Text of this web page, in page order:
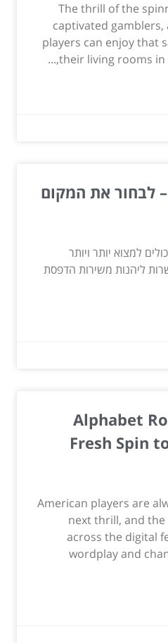
The thrill of the
captivated gamblers,
players can enjoy that
their living rooms in
לבחור את המקום
למצוא יותר ויותר
ליהנות משירות הדפסת
Alphabet
Fresh Spin
American players are
next thrill, and the
across the digital
wordplay and